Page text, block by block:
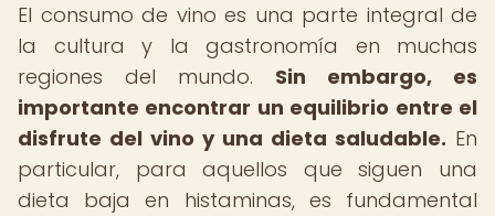
El consumo de vino es una parte integral de
la cultura y la gastronomía en muchas
regiones del mundo. Sin embargo, es
importante encontrar un equilibrio entre el
disfrute del vino y una dieta saludable. En
particular, para aquellos que siguen una
dieta baja en histaminas, es fundamental